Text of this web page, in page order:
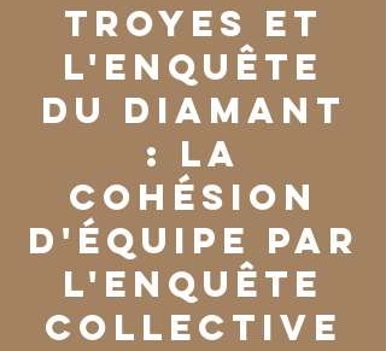
Troyes et
l'Enquête
du Diamant
: la
cohésion
d'équipe par
l'enquête
collective